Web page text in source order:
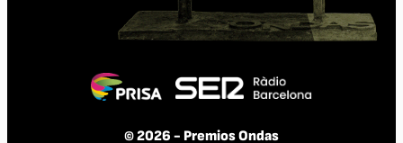
© 2026 - Premios Ondas